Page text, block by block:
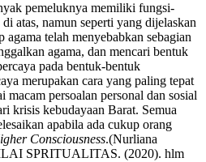
pemeluknya memiliki fungsi-
atas, namun seperti yang dijelaskan
agama telah menyebabkan sebagian
agama, dan mencari bentuk
pada bentuk-bentuk
merupakan cara yang paling tepat
macam persoalan personal dan sosial
krisis kebudayaan Barat. Semua
apabila ada cukup orang
Consciousness.(Nurliana
SPRITUALITAS. (2020). hlm